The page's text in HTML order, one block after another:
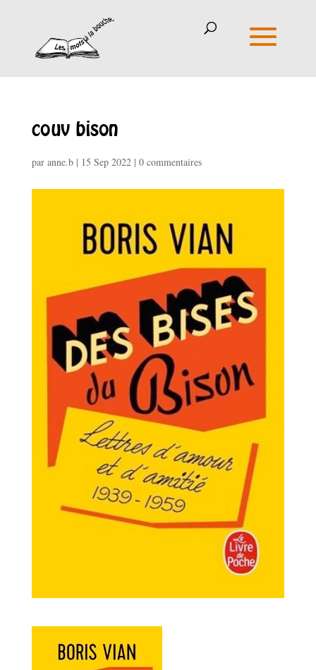
couv bison
par anne.b| 15 Sep 2022| 0 commentaires